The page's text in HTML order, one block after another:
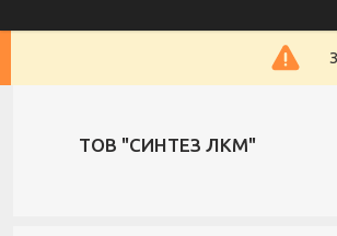
ТОВ "СИНТЕЗ ЛКМ"